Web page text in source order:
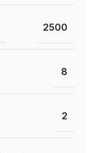
2500
8
2